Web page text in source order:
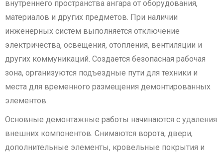
внутреннего пространства ангара от оборудования,
материалов и других предметов. При наличии
инженерных систем выполняется отключение
электричества, освещения, отопления, вентиляции и
других коммуникаций. Создается безопасная рабочая
зона, организуются подъездные пути для техники и
места для временного размещения демонтированных
элементов.
Основные демонтажные работы начинаются с удаления
внешних компонентов. Снимаются ворота, двери,
дополнительные элементы, кровельные покрытия и